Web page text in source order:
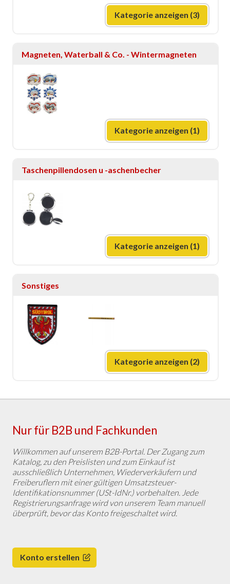
Kategorie anzeigen (3)
Magneten, Waterball & Co. - Wintermagneten
Kategorie anzeigen (1)
Taschenpillendosen u -aschenbecher
Kategorie anzeigen (1)
Sonstiges
Kategorie anzeigen (2)
Nur für B2B und Fachkunden
Willkommen auf unserem B2B-Portal. Der Zugang zum
Katalog, zu den Preislisten und zum Einkauf ist
ausschließlich Unternehmen, Wiederverkäufern und
Freiberuflern mit einer gültigen Umsatzsteuer-
Identifikationsnummer (USt-IdNr.) vorbehalten. Jede
Registrierungsanfrage wird von unserem Team manuell
überprüft, bevor das Konto freigeschaltet wird.
Konto erstellen